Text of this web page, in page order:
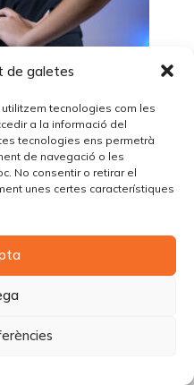
de galetes
tecnologies com les
a la informació del
tecnologies ens permetrà
de navegació o les
No consentir o retirar el
unes certes característiques
2026
cookies